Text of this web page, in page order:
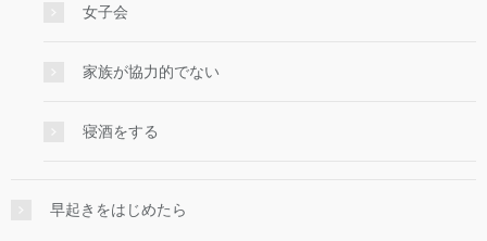
女子会
家族が協力的でない
寝酒をする
早起きをはじめたら